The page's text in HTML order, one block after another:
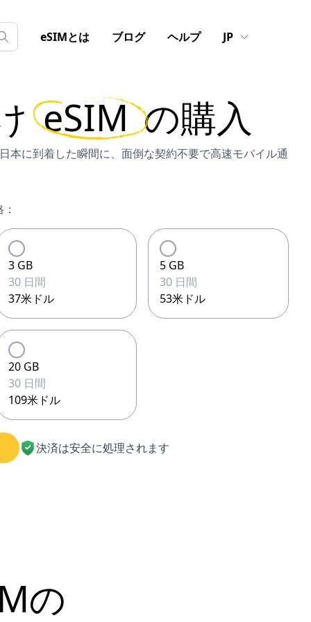
eSIMとは ブログ ヘルプ JP
eSIM の購入
本に到着した瞬間に、面倒な契約不要で高速モバイル通
3 GB
30 日間
37米ドル
5 GB
30 日間
53米ドル
20 GB
30 日間
109米ドル
決済は安全に処理されます
の